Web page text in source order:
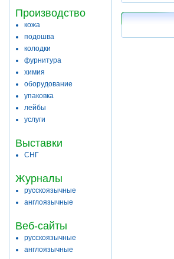
Производство
кожа
подошва
колодки
фурнитура
химия
оборудование
упаковка
лейбы
услуги
Выставки
СНГ
Журналы
русскоязычные
англоязычные
Веб-сайты
русскоязычные
англоязычные